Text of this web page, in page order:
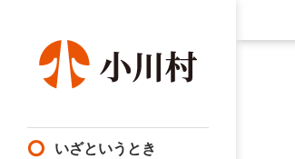
いざというとき